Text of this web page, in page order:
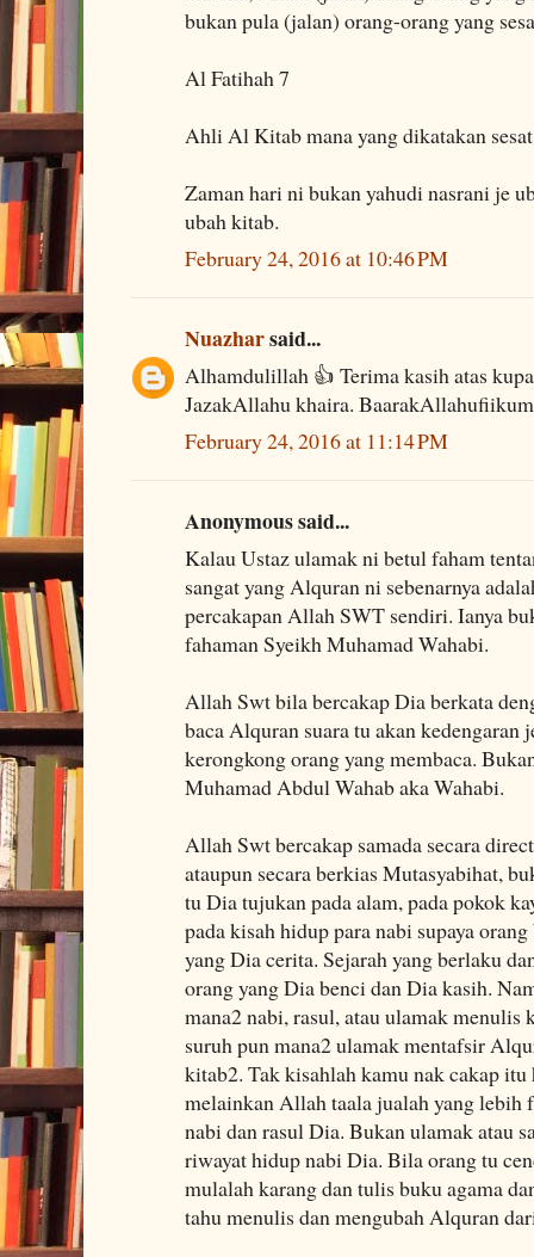
bukan pula (jalan) orang-orang yang
Al Fatihah 7
Ahli Al Kitab mana yang dikatakan
Zaman hari ni bukan yahudi nasrani je
ubah kitab.
February 24, 2016 at 10:46 PM
Nuazharsaid...
Alhamdulillah 👍 Terima kasih atas
JazakAllahu khaira. BaarakAllahufiikum
February 24, 2016 at 11:14 PM
Anonymous said...
Kalau Ustaz ulamak ni betul faham
sangat yang Alquran ni sebenarnya
percakapan Allah SWT sendiri. Ianya
fahaman Syeikh Muhamad Wahabi.
Allah Swt bila bercakap Dia berkata
baca Alquran suara tu akan kedengaran
kerongkong orang yang membaca.
Muhamad Abdul Wahab aka Wahabi.
Allah Swt bercakap samada secara
ataupun secara berkias Mutasyabihat,
tu Dia tujukan pada alam, pada pokok
pada kisah hidup para nabi supaya
yang Dia cerita. Sejarah yang berlaku
orang yang Dia benci dan Dia kasih.
mana2 nabi, rasul, atau ulamak
suruh pun mana2 ulamak mentafsir
kitab2. Tak kisahlah kamu nak cakap
melainkan Allah taala jualah yang lebih
nabi dan rasul Dia. Bukan ulamak atau
riwayat hidup nabi Dia. Bila orang tu
mulalah karang dan tulis buku agama
tahu menulis dan mengubah Alquran